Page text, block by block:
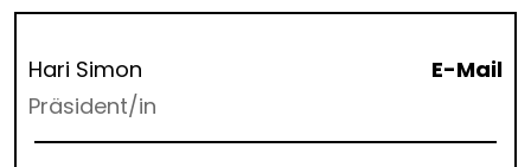
Hari Simon
E-Mail
Präsident/in